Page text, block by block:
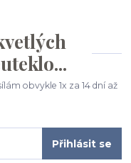
obvykle 1x za 14 dní až
Přihlásit se